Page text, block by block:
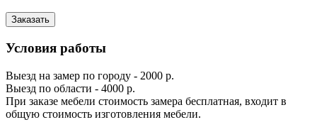
Заказать
Условия работы
Выезд на замер по городу - 2000 р.
Выезд по области - 4000 р.
При заказе мебели стоимость замера бесплатная, входит в
общую стоимость изготовления мебели.